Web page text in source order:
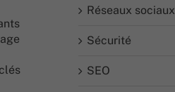
Réseaux sociaux
Sécurité
SEO